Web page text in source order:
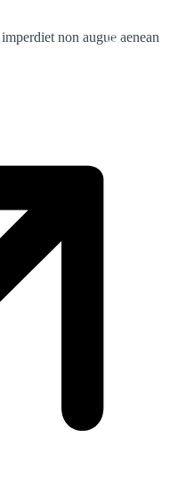
non augue aenean